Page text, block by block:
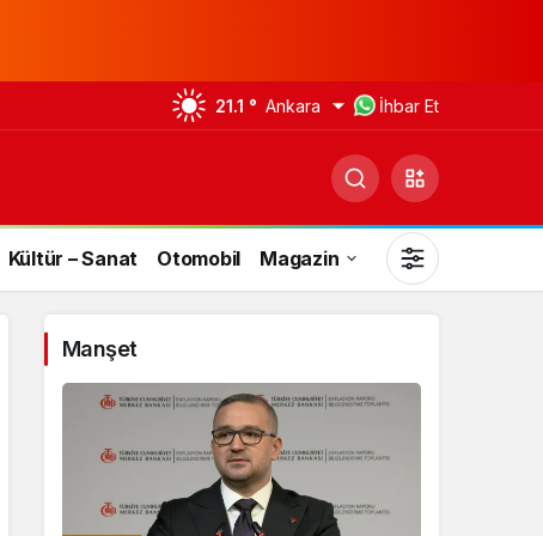
21.1 ° Ankara İhbar Et
Kültür – Sanat Otomobil Magazin
Gündüz Modu
Gündüz modunu seçin.
Manşet